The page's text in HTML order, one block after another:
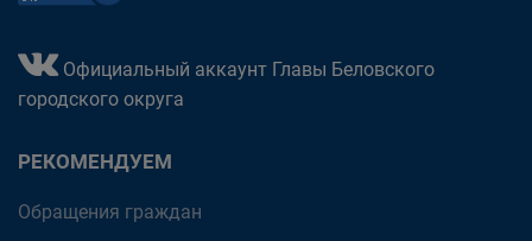
Официальный аккаунт Главы Беловского
городского округа
РЕКОМЕНДУЕМ
Обращения граждан